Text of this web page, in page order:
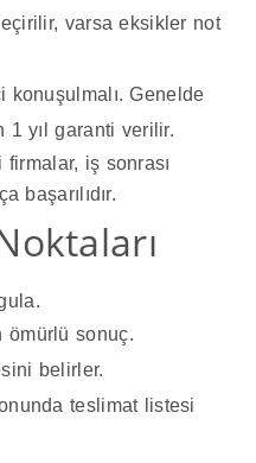
varsa eksikler not
konuşulmalı. Genelde
1 yıl garanti verilir.
iş sonrası
başarılıdır.
ömürlü sonuç.
belirler.
teslimat listesi